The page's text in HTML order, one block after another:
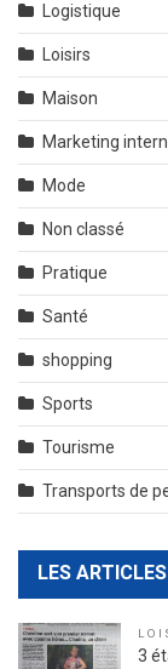
Logistique
Loisirs
Maison
Marketing
Mode
Non classé
Pratique
Santé
shopping
Sports
Tourisme
Transports de
LES
3